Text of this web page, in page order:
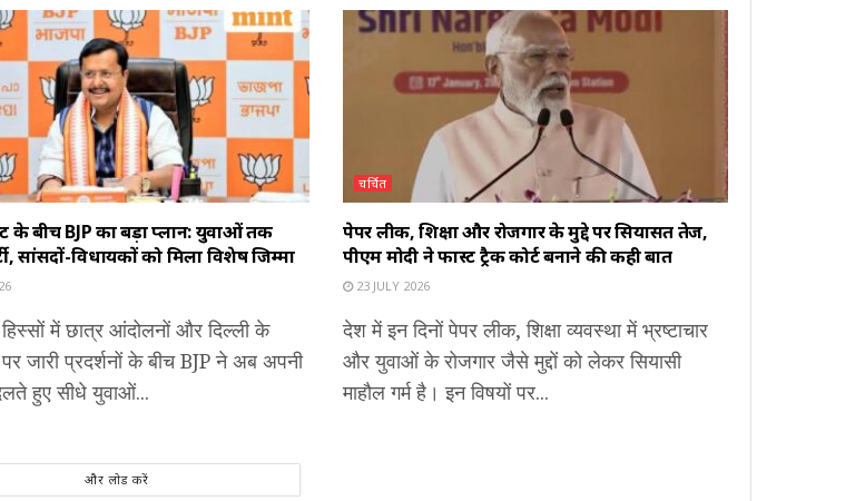
के बीच BJP का बड़ा प्लान: युवाओं तक
सांसदों-विधायकों को मिला विशेष जिम्मा
में छात्र आंदोलनों और दिल्ली के
जारी प्रदर्शनों के बीच BJP ने अब अपनी
हुए सीधे युवाओं...
चर्चित
पेपर लीक, शिक्षा और रोजगार के मुद्दे पर सियासत तेज,
पीएम मोदी ने फास्ट ट्रैक कोर्ट बनाने की कही बात
23 JULY 2026
देश में इन दिनों पेपर लीक, शिक्षा व्यवस्था में भ्रष्टाचार
और युवाओं के रोजगार जैसे मुद्दों को लेकर सियासी
माहौल गर्म है। इन विषयों पर...
और लोड करें